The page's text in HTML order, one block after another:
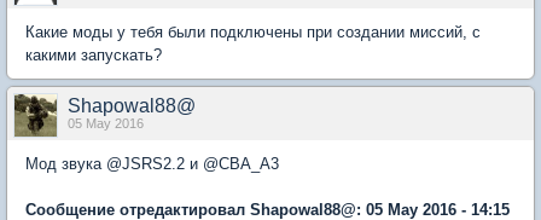
Какие моды у тебя были подключены при создании миссий, с
какими запускать?
Shapowal88@
05 May 2016
Мод звука @JSRS2.2 и @CBA_A3
Сообщение отредактировал Shapowal88@: 05 May 2016 - 14:15